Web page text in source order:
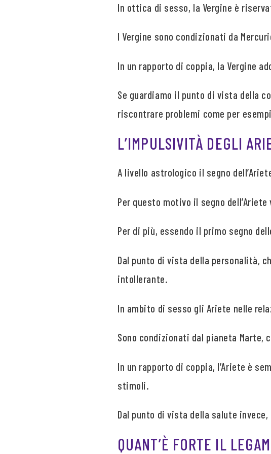
In ottica di sesso, la Vergine è
I Vergine sono condizionati da
In un rapporto di coppia, la Vergine
Se guardiamo il punto di vista della
riscontrare problemi come per
L’IMPULSIVITÀ DEGLI
A livello astrologico il segno
Per questo motivo il segno
Per di più, essendo il primo segno
Dal punto di vista della personalità,
intollerante.
In ambito di sesso gli Ariete nelle
Sono condizionati dal pianeta Marte,
In un rapporto di coppia, l’Ariete è
stimoli.
Dal punto di vista della salute
QUANT’È FORTE IL